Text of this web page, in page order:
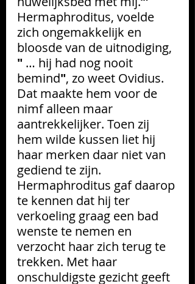
Hermaphroditus, voelde
zich ongemakkelijk en
bloosde van de uitnodiging,
" … hij had nog nooit
bemind", zo weet Ovidius.
Dat maakte hem voor de
nimf alleen maar
aantrekkelijker. Toen zij
hem wilde kussen liet hij
haar merken daar niet van
gediend te zijn.
Hermaphroditus gaf daarop
te kennen dat hij ter
verkoeling graag een bad
wenste te nemen en
verzocht haar zich terug te
trekken. Met haar
onschuldigste gezicht geeft